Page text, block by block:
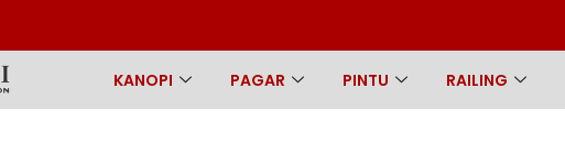
KANOPI PAGAR PINTU RAILING